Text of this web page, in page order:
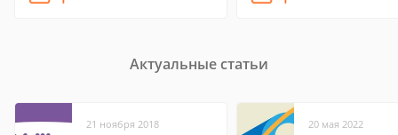
Актуальные статьи
21 ноября 2018 20 мая 2022